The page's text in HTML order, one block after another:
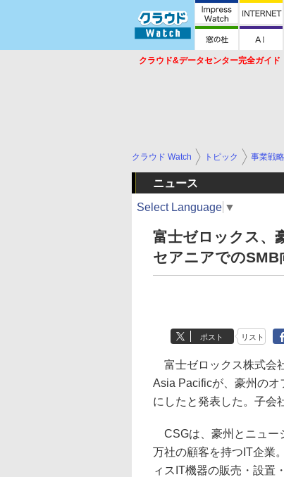
クラウド&データセンター完全ガイド
クラウド Watch トピック 事業戦略
ニュース
Select Language ▼
富士ゼロックス、
セアニアでの
ポスト リスト
富士ゼロックス株式会
Asia Pacificが、豪州のオ
にしたと発表した。子会
CSGは、豪州とニュー
万社の顧客を持つIT企業
ィスIT機器の販売・設置